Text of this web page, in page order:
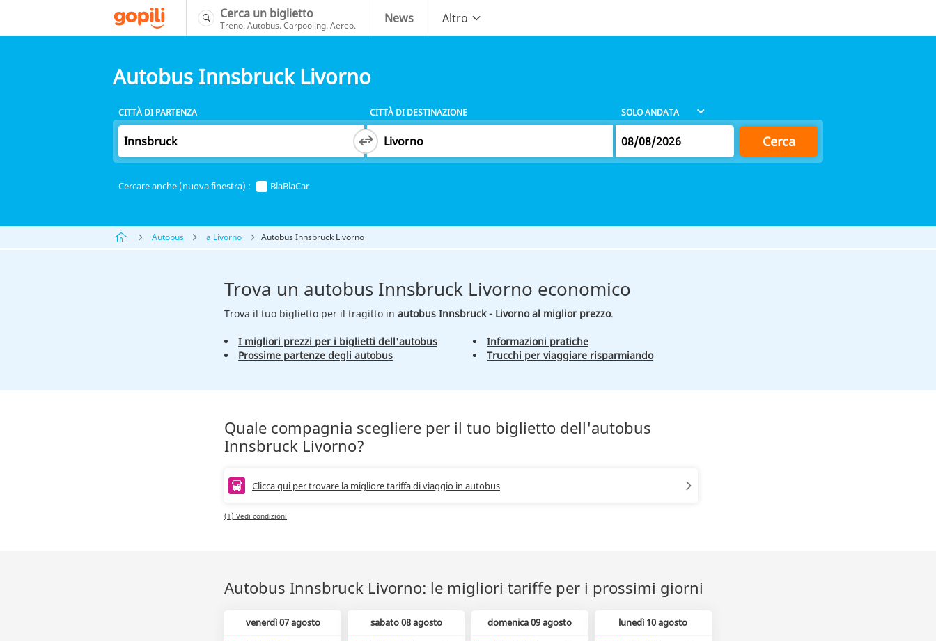
Cerca un biglietto
Treno. Autobus. Carpooling. Aereo. News Altro
Autobus Innsbruck Livorno
CITTÀ DI PARTENZA CITTÀ DI DESTINAZIONE
Cerca
Cercare anche (nuova finestra) : BlaBlaCar
Autobus a Livorno Autobus Innsbruck Livorno
Trova un autobus Innsbruck Livorno economico
Trova il tuo biglietto per il tragitto in autobus Innsbruck - Livorno al miglior prezzo.
I migliori prezzi per i biglietti dell'autobus
Prossime partenze degli autobus
Informazioni pratiche
Trucchi per viaggiare risparmiando
Quale compagnia scegliere per il tuo biglietto dell'autobus
Innsbruck Livorno?
Clicca qui per trovare la migliore tariffa di viaggio in autobus
(1) Vedi condizioni
Autobus Innsbruck Livorno: le migliori tariffe per i prossimi giorni
venerdì 07 agosto sabato 08 agosto domenica 09 agosto lunedì 10 agosto